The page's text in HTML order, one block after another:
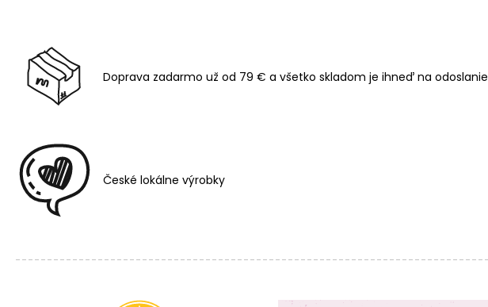
Doprava zadarmo už od 79 € a všetko skladom je ihneď na odoslanie
České lokálne výrobky